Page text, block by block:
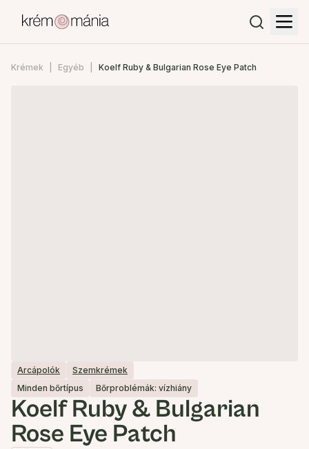
Krémek Egyéb Koelf Ruby & Bulgarian Rose Eye Patch
Arcápolók
Szemkrémek
Minden bőrtípus
Bőrproblémák: vízhiány
Koelf Ruby & Bulgarian
Rose Eye Patch